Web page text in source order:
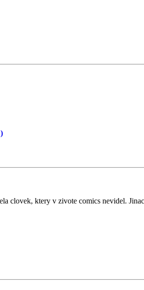
clovek, ktery v zivote comics nevidel.